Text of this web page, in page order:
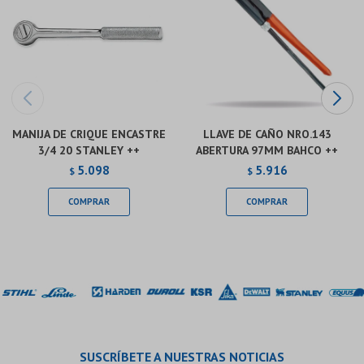
MANIJA DE CRIQUE ENCASTRE
3/4 20 STANLEY ++
$ 5.098
LLAVE DE CAÑO NRO.143
ABERTURA 97MM BAHCO ++
$ 5.916
SUSCRÍBETE A NUESTRAS NOTICIAS